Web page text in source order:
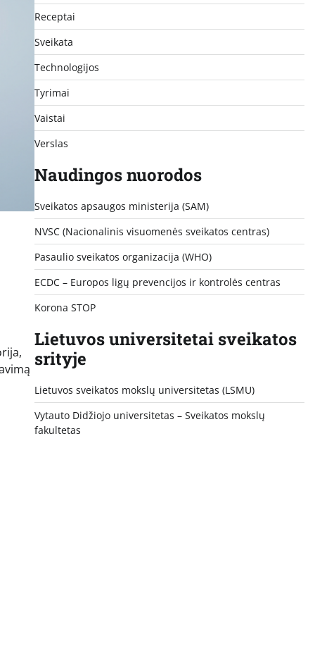
Receptai
Sveikata
Technologijos
Tyrimai
Vaistai
Verslas
Naudingos nuorodos
Sveikatos apsaugos ministerija (SAM)
NVSC (Nacionalinis visuomenės sveikatos centras)
Pasaulio sveikatos organizacija (WHO)
ECDC – Europos ligų prevencijos ir kontrolės centras
Korona STOP
Lietuvos universitetai sveikatos
srityje
Lietuvos sveikatos mokslų universitetas (LSMU)
Vytauto Didžiojo universitetas – Sveikatos mokslų
fakultetas